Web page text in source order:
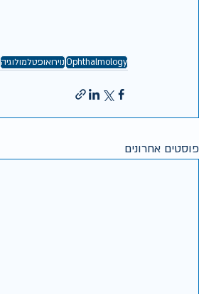
Ophthalmologyנוירואופטלמולוגיה
פוסטים אחרונים